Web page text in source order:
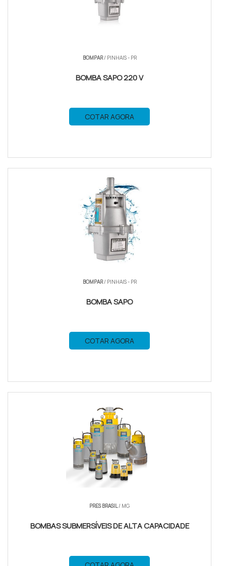
BOMPAR/ PINHAIS - PR
BOMBA SAPO 220 V
COTAR AGORA
BOMPAR/ PINHAIS - PR
BOMBA SAPO
COTAR AGORA
PRES BRASIL/ MG
BOMBAS SUBMERSÍVEIS DE ALTA CAPACIDADE